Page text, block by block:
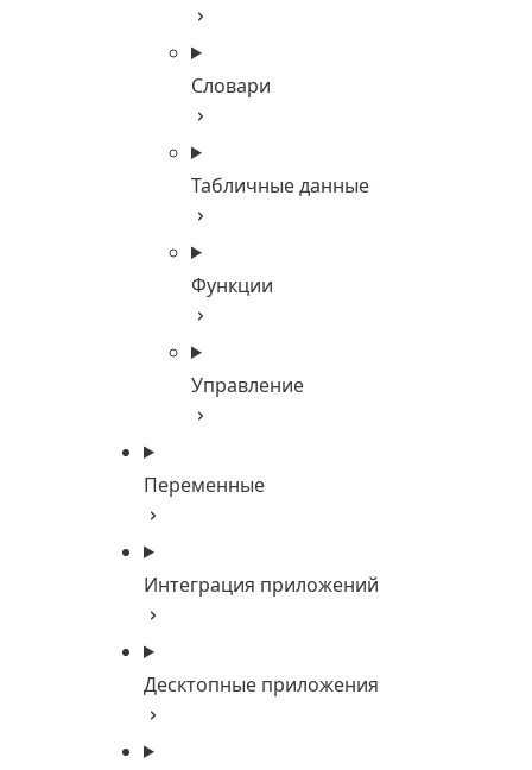
Словари
Табличные данные
Функции
Управление
Переменные
Интеграция приложений
Десктопные приложения